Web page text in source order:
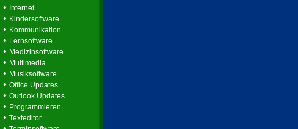
• Internet
• Kindersoftware
• Kommunikation
• Lernsoftware
• Medizinsoftware
• Multimedia
• Musiksoftware
• Office Updates
• Outlook Updates
• Programmieren
• Texteditor